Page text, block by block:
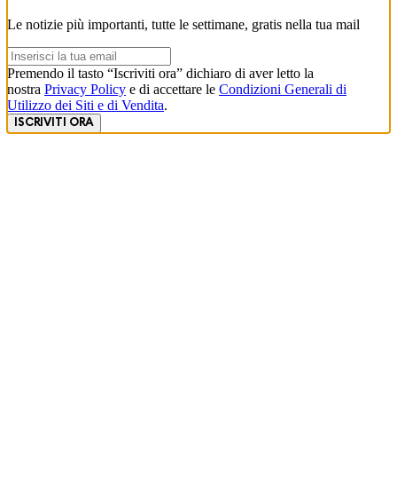
Le notizie più importanti, tutte le settimane, gratis nella tua mail
Premendo il tasto “Iscriviti ora” dichiaro di aver letto la
nostra Privacy Policy e di accettare le Condizioni Generali di
Utilizzo dei Siti e di Vendita.
ISCRIVITI ORA